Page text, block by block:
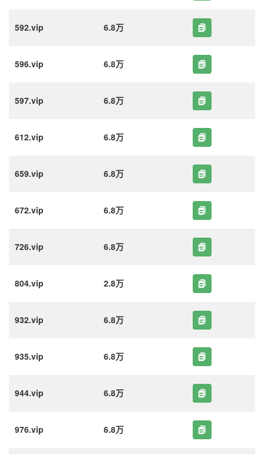
592.vip 6.8万
596.vip 6.8万
597.vip 6.8万
612.vip 6.8万
659.vip 6.8万
672.vip 6.8万
726.vip 6.8万
804.vip 2.8万
932.vip 6.8万
935.vip 6.8万
944.vip 6.8万
976.vip 6.8万